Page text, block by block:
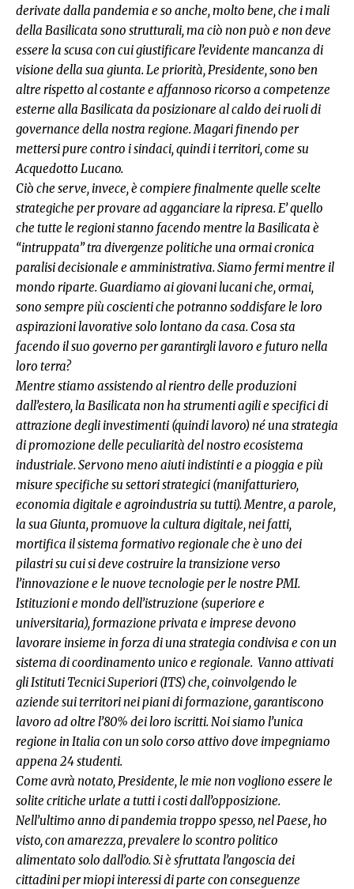
derivate dalla pandemia e so anche, molto bene, che i mali
della Basilicata sono strutturali, ma ciò non può e non deve
essere la scusa con cui giustificare l’evidente mancanza di
visione della sua giunta. Le priorità, Presidente, sono ben
altre rispetto al costante e affannoso ricorso a competenze
esterne alla Basilicata da posizionare al caldo dei ruoli di
governance della nostra regione. Magari finendo per
mettersi pure contro i sindaci, quindi i territori, come su
Acquedotto Lucano.
Ciò che serve, invece, è compiere finalmente quelle scelte
strategiche per provare ad agganciare la ripresa. E’ quello
che tutte le regioni stanno facendo mentre la Basilicata è
“intruppata” tra divergenze politiche una ormai cronica
paralisi decisionale e amministrativa. Siamo fermi mentre il
mondo riparte. Guardiamo ai giovani lucani che, ormai,
sono sempre più coscienti che potranno soddisfare le loro
aspirazioni lavorative solo lontano da casa. Cosa sta
facendo il suo governo per garantirgli lavoro e futuro nella
loro terra?
Mentre stiamo assistendo al rientro delle produzioni
dall’estero, la Basilicata non ha strumenti agili e specifici di
attrazione degli investimenti (quindi lavoro) né una strategia
di promozione delle peculiarità del nostro ecosistema
industriale. Servono meno aiuti indistinti e a pioggia e più
misure specifiche su settori strategici (manifatturiero,
economia digitale e agroindustria su tutti). Mentre, a parole,
la sua Giunta, promuove la cultura digitale, nei fatti,
mortifica il sistema formativo regionale che è uno dei
pilastri su cui si deve costruire la transizione verso
l’innovazione e le nuove tecnologie per le nostre PMI.
Istituzioni e mondo dell’istruzione (superiore e
universitaria), formazione privata e imprese devono
lavorare insieme in forza di una strategia condivisa e con un
sistema di coordinamento unico e regionale. Vanno attivati
gli Istituti Tecnici Superiori (ITS) che, coinvolgendo le
aziende sui territori nei piani di formazione, garantiscono
lavoro ad oltre l’80% dei loro iscritti. Noi siamo l’unica
regione in Italia con un solo corso attivo dove impegniamo
appena 24 studenti.
Come avrà notato, Presidente, le mie non vogliono essere le
solite critiche urlate a tutti i costi dall’opposizione.
Nell’ultimo anno di pandemia troppo spesso, nel Paese, ho
visto, con amarezza, prevalere lo scontro politico
alimentato solo dall’odio. Si è sfruttata l’angoscia dei
cittadini per miopi interessi di parte con conseguenze